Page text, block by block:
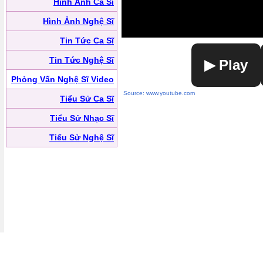
Hình Ảnh Nghệ Sĩ
Tin Tức Ca Sĩ
Tin Tức Nghệ Sĩ
Phỏng Vấn Nghệ Sĩ Video
Tiểu Sử Ca Sĩ
Tiểu Sử Nhạc Sĩ
Tiểu Sử Nghệ Sĩ
▶ Play
Source: www.youtube.com